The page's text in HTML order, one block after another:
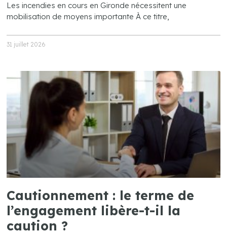
Les incendies en cours en Gironde nécessitent une
mobilisation de moyens importante À ce titre,
31 juillet 2026
Cautionnement : le terme de
l’engagement libère-t-il la
caution ?